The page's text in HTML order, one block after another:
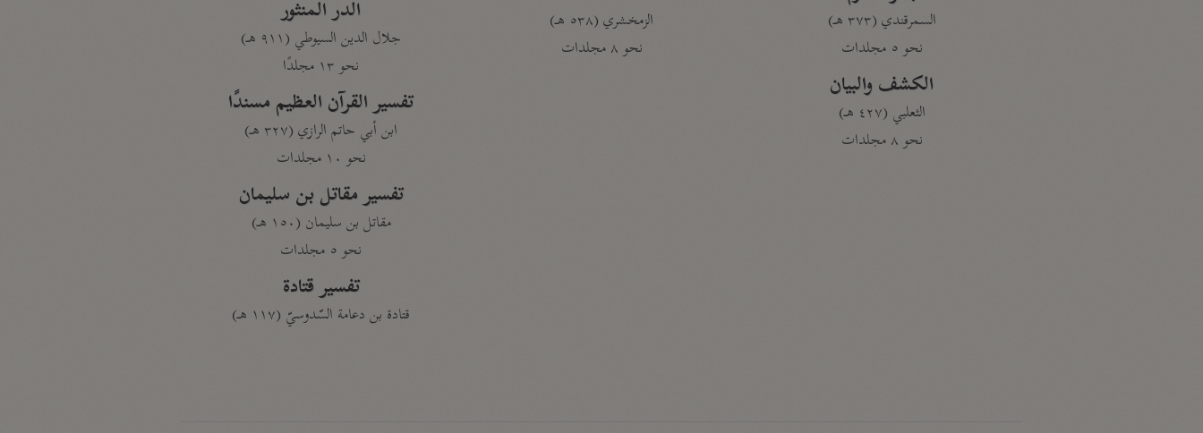
السمرقندي (٣٧٣ هـ)
نحو ٥ مجلدات
الكشف والبيان
الثعلبي (٤٢٧ هـ)
نحو ٨ مجلدات
الزمخشري (٥٣٨ هـ)
نحو ٨ مجلدات
الدر المنثور
جلال الدين السيوطي (٩١١ هـ)
نحو ١٣ مجلدًا
تفسير القرآن العظيم مسندًا
ابن أبي حاتم الرازي (٣٢٧ هـ)
نحو ١٠ مجلدات
تفسير مقاتل بن سليمان
مقاتل بن سليمان (١٥٠ هـ)
نحو ٥ مجلدات
تفسير قتادة
قتادة بن دعامة السّدوسيّ (١١٧ هـ)